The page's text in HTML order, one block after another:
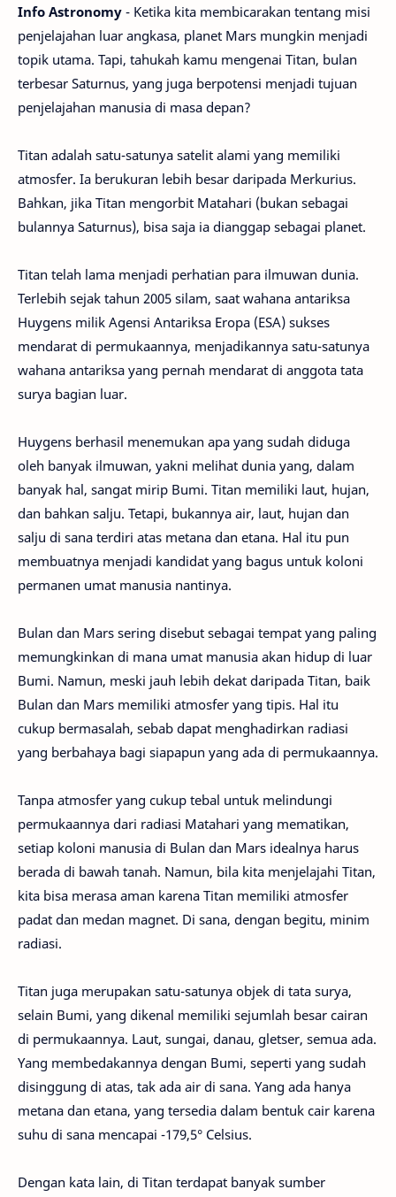
Info Astronomy - Ketika kita membicarakan tentang misi
penjelajahan luar angkasa, planet Mars mungkin menjadi
topik utama. Tapi, tahukah kamu mengenai Titan, bulan
terbesar Saturnus, yang juga berpotensi menjadi tujuan
penjelajahan manusia di masa depan?
Titan adalah satu-satunya satelit alami yang memiliki
atmosfer. Ia berukuran lebih besar daripada Merkurius.
Bahkan, jika Titan mengorbit Matahari (bukan sebagai
bulannya Saturnus), bisa saja ia dianggap sebagai planet.
Titan telah lama menjadi perhatian para ilmuwan dunia.
Terlebih sejak tahun 2005 silam, saat wahana antariksa
Huygens milik Agensi Antariksa Eropa (ESA) sukses
mendarat di permukaannya, menjadikannya satu-satunya
wahana antariksa yang pernah mendarat di anggota tata
surya bagian luar.
Huygens berhasil menemukan apa yang sudah diduga
oleh banyak ilmuwan, yakni melihat dunia yang, dalam
banyak hal, sangat mirip Bumi. Titan memiliki laut, hujan,
dan bahkan salju. Tetapi, bukannya air, laut, hujan dan
salju di sana terdiri atas metana dan etana. Hal itu pun
membuatnya menjadi kandidat yang bagus untuk koloni
permanen umat manusia nantinya.
Bulan dan Mars sering disebut sebagai tempat yang paling
memungkinkan di mana umat manusia akan hidup di luar
Bumi. Namun, meski jauh lebih dekat daripada Titan, baik
Bulan dan Mars memiliki atmosfer yang tipis. Hal itu
cukup bermasalah, sebab dapat menghadirkan radiasi
yang berbahaya bagi siapapun yang ada di permukaannya.
Tanpa atmosfer yang cukup tebal untuk melindungi
permukaannya dari radiasi Matahari yang mematikan,
setiap koloni manusia di Bulan dan Mars idealnya harus
berada di bawah tanah. Namun, bila kita menjelajahi Titan,
kita bisa merasa aman karena Titan memiliki atmosfer
padat dan medan magnet. Di sana, dengan begitu, minim
radiasi.
Titan juga merupakan satu-satunya objek di tata surya,
selain Bumi, yang dikenal memiliki sejumlah besar cairan
di permukaannya. Laut, sungai, danau, gletser, semua ada.
Yang membedakannya dengan Bumi, seperti yang sudah
disinggung di atas, tak ada air di sana. Yang ada hanya
metana dan etana, yang tersedia dalam bentuk cair karena
suhu di sana mencapai -179,5° Celsius.
Dengan kata lain, di Titan terdapat banyak sumber